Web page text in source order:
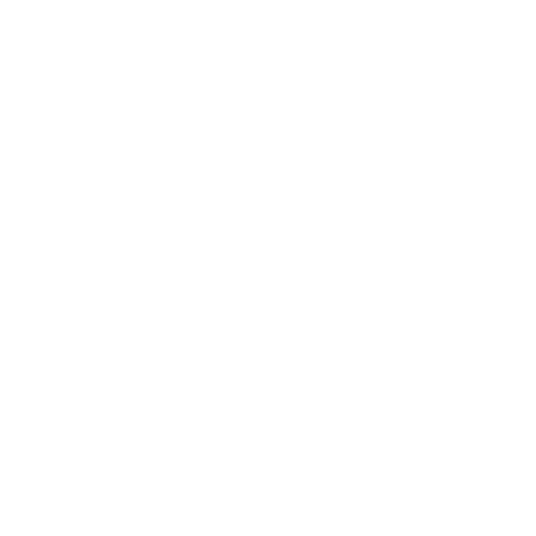
hmotné nouze. Tito zákonní zástupci budou dne 2. září 2025